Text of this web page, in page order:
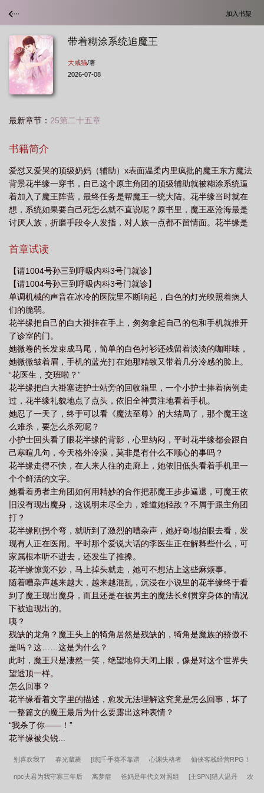
加入书架
带着糊涂系统追魔王
大咸猫/著
2026-07-08
最新章节： 25第二十五章
书籍简介
爱怼又爱哭的顶级奶妈（辅助）x表面温柔内里疯批的魔王东方魔法
背景花半缘一穿书，自己这个原主角团的顶级辅助就被糊涂系统逼
着加入了魔王阵营，最终任务是帮魔王一统大陆。花半缘当时就在
想，系统如果要自己死怎么就不直说呢？原书里，魔王巫沧海最是
讨厌人族，折磨手段令人发指，对人族一点都不留情面。花半缘是
活，生不如死？】花半缘：【劝你不要乱用成语！】花半缘来魔王
气温柔地说着最狠的话：“你敢跑，我就打断你的腿，抽了你的骨，
让你知道不听话的后果。”花半缘呼吸凝滞，怔愣地看着巫沧海，背
脊凉透。花半缘：【糊涂，要不我们自行销毁吧，魔王太可怕
了。】糊涂：【要不，我们再苟苟？】可花半缘怎么都没料到，自
己第一次给巫沧海治疗旧疾的时候，指尖只是轻轻碰到她锁骨的肌
肤，她那张绝色雪白的脸就泛起了潮红，脆弱的模样让花半缘根本
无法跟书里那高贵冷艳又残暴的魔王联系在一起。巫沧海紧贴着花
半缘的耳畔低喃：“你是我的药，都是我的....。”就这样，花半缘总是
跟巫沧海腻在一起，而巫沧海总喜欢逗弄她。或是亲吻她的耳朵，
轻咬她的肩膀，手指……她说只有这样，旧疾的痛才能缓解些许。
后来，花半缘还是离开了魔王城。她离开魔王城的第二天，巫沧海
发了疯地找她，甚至要把半个大陆都掀起来一样。终于找到她之
后，花半缘委屈落泪：“我的魔核都给你治伤了你还想怎样？”巫沧海
没有打断她的腿，也没有抽了她的骨，反而也红了眼眶委屈地道：
“我没有。”**巫沧海那冷酷无情的生活，充满着黑暗与背叛的人生闯
进来了一个小太阳——花半缘。一个总是说着奇怪的话，但医术却
异常高明的异裔。她身上的气味让巫沧海格外迷恋，比那镇痛的魔
药更有效。花半缘是巫沧海的药，只独属于她的药，她不能离开魔
王城，不能离开她的身边。巫沧海一直都是这么想的，被莫名且疯
狂的占有欲支配着，像是深陷泥潭且甘愿下沉的困兽。曾经沧海难
为水，除却巫山不是云，取次花丛懒回顾，半缘修道半缘君。——
唐·元稹《离思五首·其四》。魔.蝎.小.说WWW.MOXIEXS.TOP
首章试读
【请1004号孙三到呼吸内科3号门就诊】
【请1004号孙三到呼吸内科3号门就诊】
单调机械的声音在冰冷的医院里不断响起，白色的灯光映照着病人
们的脆弱。
花半缘把自己的白大褂挂在手上，匆匆拿起自己的包和手机就推开
了诊室的门。
她微卷的长发束成马尾，简单的白色衬衫还残留着淡淡的咖啡味，
她微微皱着眉，手机的蓝光打在她那精致又带着几分冷感的脸上。
“花医生，交班啦？”
花半缘把白大褂塞进护士站旁的回收箱里，一个小护士捧着病例走
过，花半缘礼貌地点了点头，依旧全神贯注地看着手机。
她忍了一天了，终于可以看《魔法至尊》的大结局了，那个魔王这
么难杀，要怎么杀死呢？
小护士回头看了眼花半缘的背影，心里纳闷，平时花半缘都会跟自
己寒暄几句，今天格外冷漠，莫非是有什么不顺心的事吗？
花半缘走得不快，在人来人往的走廊上，她依旧低头看着手机里一
个个鲜活的文字。
她看着勇者主角团如何用精妙的合作把那魔王步步逼退，可魔王依
旧没有现出魔身，这说明未尽全力，难道她轻敌？不屑于跟主角团
打？
花半缘刚拐个弯，就听到了激烈的嘈杂声，她好奇地抬眼去看，发
现有人正在医闹。平时那个爱说大话的李医生正在解释些什么，可
家属根本听不进去，还发生了推搡。
花半缘惊觉不妙，马上掉头就走，她可不想沾上这些麻烦事。
随着嘈杂声越来越大，越来越混乱，沉浸在小说里的花半缘终于看
到了魔王现出魔身，而且还是在被男主的魔法长剑贯穿身体的情况
下被迫现出的。
咦？
残缺的龙角？魔王头上的犄角居然是残缺的，犄角是魔族的骄傲不
是吗？这……这是为什么？
此时，魔王只是凄然一笑，绝望地仰天闭上眼，像是对这个世界失
望透顶一样。
怎么回事？
花半缘看着文字里的描述，愈发无法理解这究竟是怎么回事，坏了
一整篇文的魔王最后为什么要露出这种表情？
“我杀了你——！”
花半缘被尖锐...
别喜欢我了 春光葳蕤 [综]千手葵不靠谱 心渊失格者 仙侠客栈经营RPG！
npc夫君为我守寡三年后 离梦症 爸妈是年代文对照组 [主SPN]猎人温丹 农